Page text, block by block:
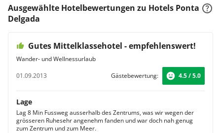
Ausgewählte Hotelbewertungen zu Hotels Ponta
Delgada
Gutes Mittelklassehotel - empfehlenswert!
Wander- und Wellnessurlaub
01.09.2013
Gästebewertung: 4.5 / 5.0
Lage
Lag 8 Min Fussweg ausserhalb des Zentrums, was wir wegen der
grösseren Ruhesehr angenehm fanden und war doch nah genug
zum Zentrum und zum Meer.